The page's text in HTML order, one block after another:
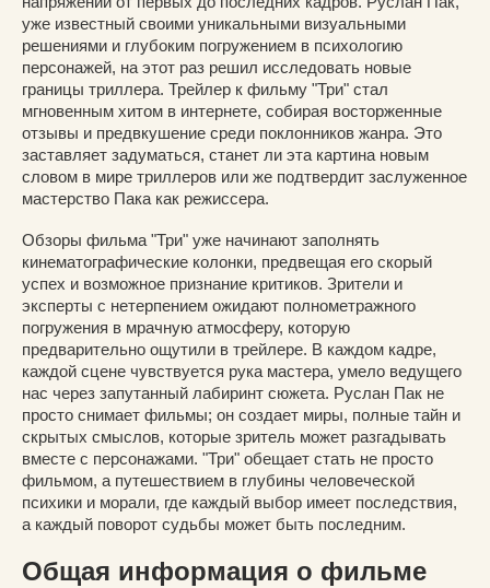
уже известный своими уникальными визуальными
решениями и глубоким погружением в психологию
персонажей, на этот раз решил исследовать новые
границы триллера. Трейлер к фильму "Три" стал
мгновенным хитом в интернете, собирая восторженные
отзывы и предвкушение среди поклонников жанра. Это
заставляет задуматься, станет ли эта картина новым
словом в мире триллеров или же подтвердит заслуженное
мастерство Пака как режиссера.
Обзоры фильма "Три" уже начинают заполнять
кинематографические колонки, предвещая его скорый
успех и возможное признание критиков. Зрители и
эксперты с нетерпением ожидают полнометражного
погружения в мрачную атмосферу, которую
предварительно ощутили в трейлере. В каждом кадре,
каждой сцене чувствуется рука мастера, умело ведущего
нас через запутанный лабиринт сюжета. Руслан Пак не
просто снимает фильмы; он создает миры, полные тайн и
скрытых смыслов, которые зритель может разгадывать
вместе с персонажами. "Три" обещает стать не просто
фильмом, а путешествием в глубины человеческой
психики и морали, где каждый выбор имеет последствия,
а каждый поворот судьбы может быть последним.
Общая информация о фильме